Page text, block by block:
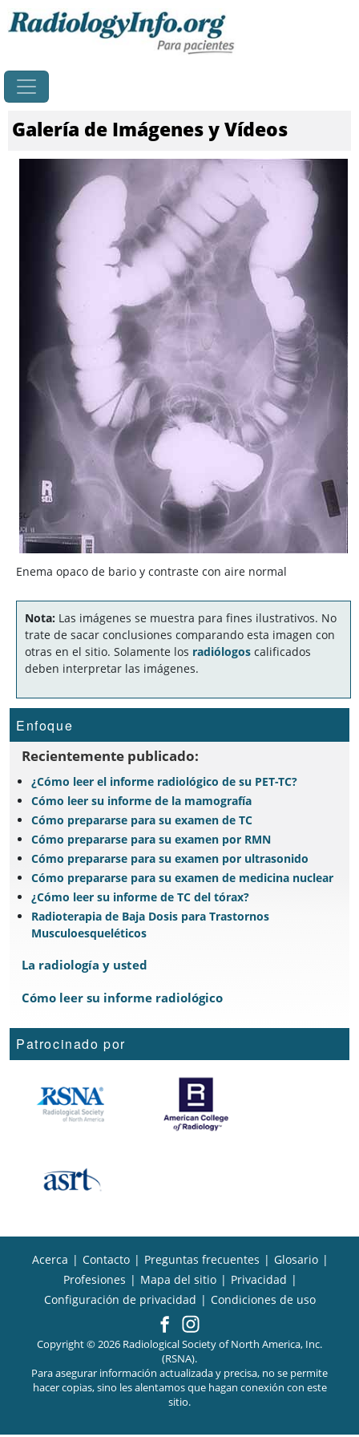
Galería de Imágenes y Vídeos
Enema opaco de bario y contraste con aire normal
Nota: Las imágenes se muestra para fines ilustrativos. No
trate de sacar conclusiones comparando esta imagen con
otras en el sitio. Solamente los radiólogos calificados
deben interpretar las imágenes.
Enfoque
Recientemente publicado:
¿Cómo leer el informe radiológico de su PET-TC?
Cómo leer su informe de la mamografía
Cómo prepararse para su examen de TC
Cómo prepararse para su examen por RMN
Cómo prepararse para su examen por ultrasonido
Cómo prepararse para su examen de medicina nuclear
¿Cómo leer su informe de TC del tórax?
Radioterapia de Baja Dosis para Trastornos
Musculoesqueléticos
La radiología y usted
Cómo leer su informe radiológico
Patrocinado por
Acerca | Contacto | Preguntas frecuentes | Glosario |
Profesiones | Mapa del sitio | Privacidad |
Configuración de privacidad | Condiciones de uso
Copyright © 2026 Radiological Society of North America, Inc.
(RSNA).
Para asegurar información actualizada y precisa, no se permite
hacer copias, sino les alentamos que hagan conexión con este
sitio.